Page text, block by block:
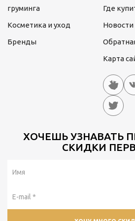
груминга
Косметика и уход
Бренды
Где
Новости
Карта
ХОЧЕШЬ УЗНАВАТЬ
СКИДКИ